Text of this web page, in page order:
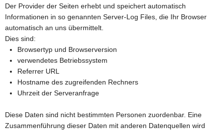
Der Provider der Seiten erhebt und speichert automatisch
Informationen in so genannten Server-Log Files, die Ihr Browser
automatisch an uns übermittelt.
Dies sind:
Browsertyp und Browserversion
verwendetes Betriebssystem
Referrer URL
Hostname des zugreifenden Rechners
Uhrzeit der Serveranfrage
Diese Daten sind nicht bestimmten Personen zuordenbar. Eine
Zusammenführung dieser Daten mit anderen Datenquellen wird